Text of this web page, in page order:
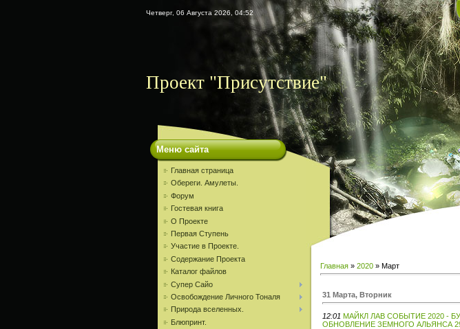
Четверг, 06 Августа 2026, 04:52
Проект "Присутствие"
Меню сайта
Главная страница
Обереги. Амулеты.
Форум
Гостевая книга
О Проекте
Первая Ступень
Участие в Проекте.
Содержание Проекта
Каталог файлов
Супер Сайо
Освобождение Личного Тоналя
Природа вселенных.
Блюпринт.
Главная » 2020 » Март
31 Марта, Вторник
12:01 МАЙКЛ ЛАВ СОБЫТИЕ 2020 -
ОБНОВЛЕНИЕ ЗЕМНОГО АЛЬЯНСА